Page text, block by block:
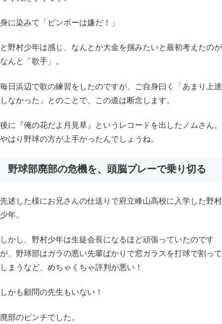
身に染みて「ビンボーは嫌だ！」
と野村少年は感じ、なんとか大金を掴みたいと最初考えたのが
なんと「歌手」。
毎日浜辺で歌の練習をしたのですが、ご自身曰く「あまり上達
しなかった」とのことで、この道は断念します。
後に『俺の花だよ月見草』というレコードを出したノムさん。
やはり野球の方が上手かったんでしょうね。
野球部廃部の危機を、頭脳プレーで乗り切る
先述した様にお兄さんの仕送りで府立峰山高校に入学した野村
少年。
しかし、野村少年は生徒会長になるほど頑張っていたのです
が、野球部はガラの悪い先輩ばかりで窓ガラスを打球で割って
しまうなど、めちゃくちゃ評判が悪い！
しかも顧問の先生もいない！
廃部のピンチでした。